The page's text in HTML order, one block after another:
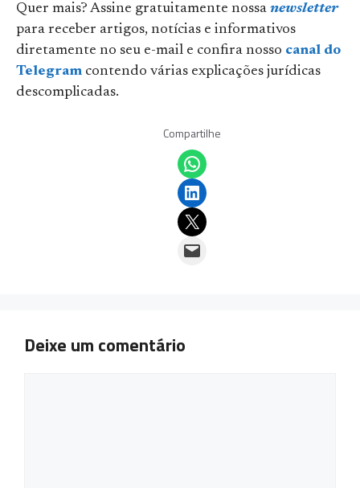
Quer mais? Assine gratuitamente nossa newsletter
para receber artigos, notícias e informativos
diretamente no seu e-mail e confira nosso canal do
Telegram contendo várias explicações jurídicas
descomplicadas.
Compartilhe
Share on WhatsApp
Share on LinkedIn
Email this Page
Email this Page
Deixe um comentário